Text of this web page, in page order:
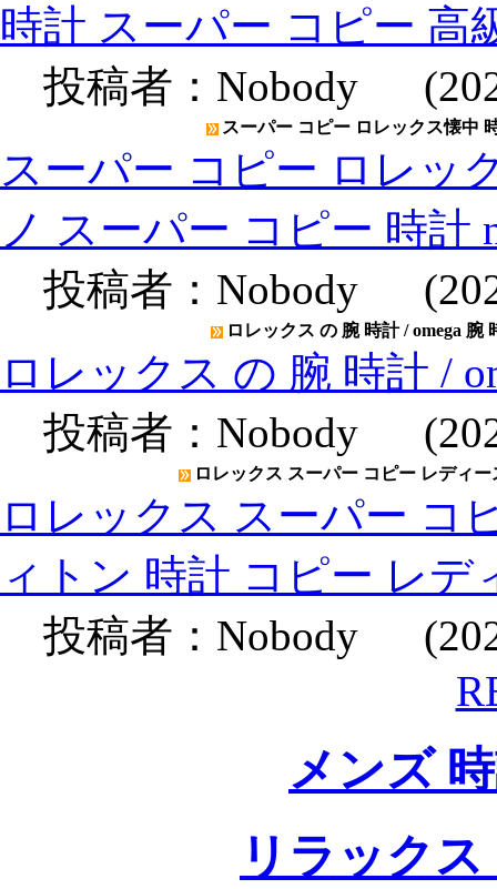
時計 スーパー コピー 高
投稿者： Nobody
スーパー コピー ロレックス懐中
スーパー コピー ロレッ
ノ スーパー コピー 時計
投稿者： Nobody
ロレックス の 腕 時計 / omega 腕
ロレックス の 腕 時計 /
投稿者： Nobody
ロレックス スーパー コピー レディ
ロレックス スーパー コ
ィトン 時計 コピー レデ
投稿者： Nobody
メンズ
リラック